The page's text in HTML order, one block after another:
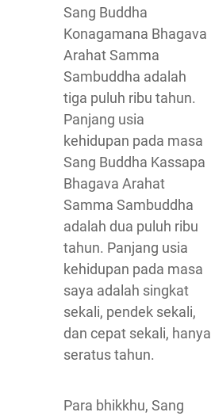
Sang Buddha
Konagamana Bhagava
Arahat Samma
Sambuddha adalah
tiga puluh ribu tahun.
Panjang usia
kehidupan pada masa
Sang Buddha Kassapa
Bhagava Arahat
Samma Sambuddha
adalah dua puluh ribu
tahun. Panjang usia
kehidupan pada masa
saya adalah singkat
sekali, pendek sekali,
dan cepat sekali, hanya
seratus tahun.
Para bhikkhu, Sang